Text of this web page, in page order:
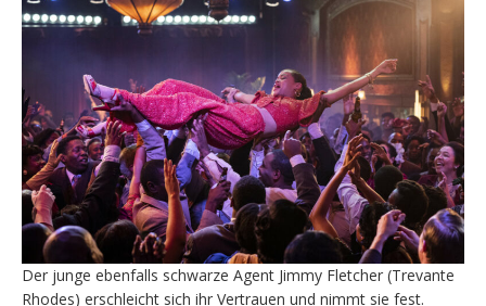
Der junge ebenfalls schwarze Agent Jimmy Fletcher (Trevante
Rhodes) erschleicht sich ihr Vertrauen und nimmt sie fest.